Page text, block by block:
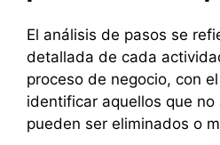
El análisis de pasos se
detallada de cada
proceso de negocio, con
identificar aquellos que no
pueden ser eliminados o